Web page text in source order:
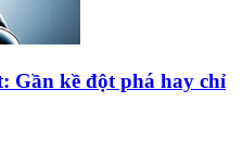
Gần kề đột phá hay chỉ